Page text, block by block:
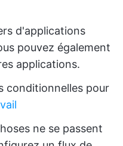
d'applications
pouvez également
applications.
conditionnelles pour
ne se passent